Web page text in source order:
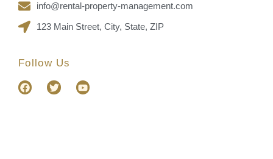
info@rental-property-management.com
123 Main Street, City, State, ZIP
Follow Us